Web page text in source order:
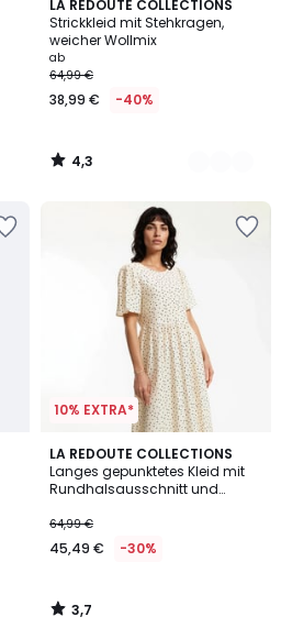
LA REDOUTE COLLECTIONS
Strickkleid mit Stehkragen,
weicher Wollmix
ab
64,99 €
38,99 € -40%
4,3
/ 5
2
Farben
4,3
/
10% EXTRA*
LA REDOUTE COLLECTIONS
Langes gepunktetes Kleid mit
Rundhalsausschnitt und
64,99 €
45,49 € -30%
3,7
/ 5
3,7
/